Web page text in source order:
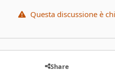
Questa discussione è
Share